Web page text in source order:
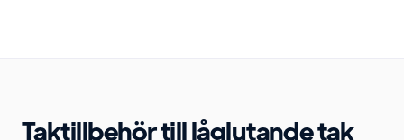
Taktillbehör till låglutande tak